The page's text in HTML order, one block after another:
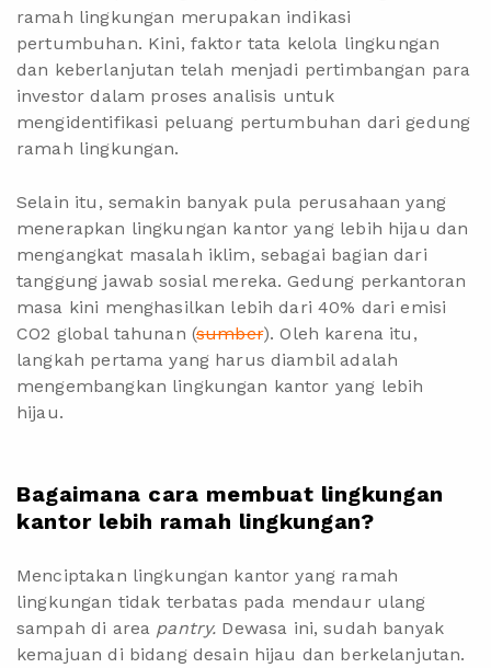
ramah lingkungan merupakan indikasi
pertumbuhan. Kini, faktor tata kelola lingkungan
dan keberlanjutan telah menjadi pertimbangan para
investor dalam proses analisis untuk
mengidentifikasi peluang pertumbuhan dari gedung
ramah lingkungan.
Selain itu, semakin banyak pula perusahaan yang
menerapkan lingkungan kantor yang lebih hijau dan
mengangkat masalah iklim, sebagai bagian dari
tanggung jawab sosial mereka. Gedung perkantoran
masa kini menghasilkan lebih dari 40% dari emisi
CO2 global tahunan (sumber). Oleh karena itu,
langkah pertama yang harus diambil adalah
mengembangkan lingkungan kantor yang lebih
hijau.
Bagaimana cara membuat lingkungan
kantor lebih ramah lingkungan?
Menciptakan lingkungan kantor yang ramah
lingkungan tidak terbatas pada mendaur ulang
sampah di area pantry. Dewasa ini, sudah banyak
kemajuan di bidang desain hijau dan berkelanjutan.